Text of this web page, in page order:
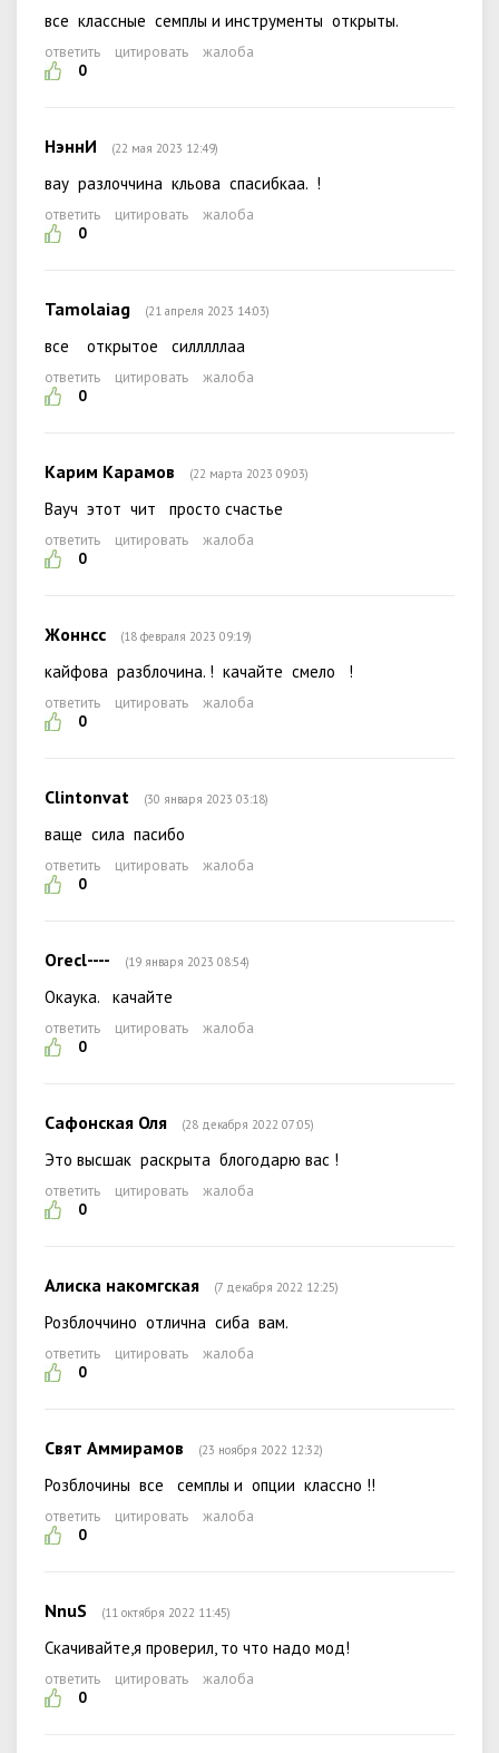
все классные семплы и инструменты открыты.
ответить цитировать
жалоба
0
НэннИ (22 мая 2023 12:49)
вау разлоччина кльова спасибкаа. !
ответить цитировать
жалоба
0
Tamolaiag (21 апреля 2023 14:03)
все открытое силллллаа
ответить цитировать
жалоба
0
Карим Карамов (22 марта 2023 09:03)
Вауч этот чит просто счастье
ответить цитировать
жалоба
0
Жоннсс (18 февраля 2023 09:19)
кайфова разблочина. ! качайте смело !
ответить цитировать
жалоба
0
Clintonvat (30 января 2023 03:18)
ваще сила пасибо
ответить цитировать
жалоба
0
Orecl---- (19 января 2023 08:54)
Окаука. качайте
ответить цитировать
жалоба
0
Сафонская Оля (28 декабря 2022 07:05)
Это высшак раскрыта блогодарю вас !
ответить цитировать
жалоба
0
Алиска накомгская (7 декабря 2022 12:25)
Розблоччино отлична сиба вам.
ответить цитировать
жалоба
0
Свят Аммирамов (23 ноября 2022 12:32)
Розблочины все семплы и опции классно !!
ответить цитировать
жалоба
0
NnuS (11 октября 2022 11:45)
Скачивайте,я проверил, то что надо мод!
ответить цитировать
жалоба
0